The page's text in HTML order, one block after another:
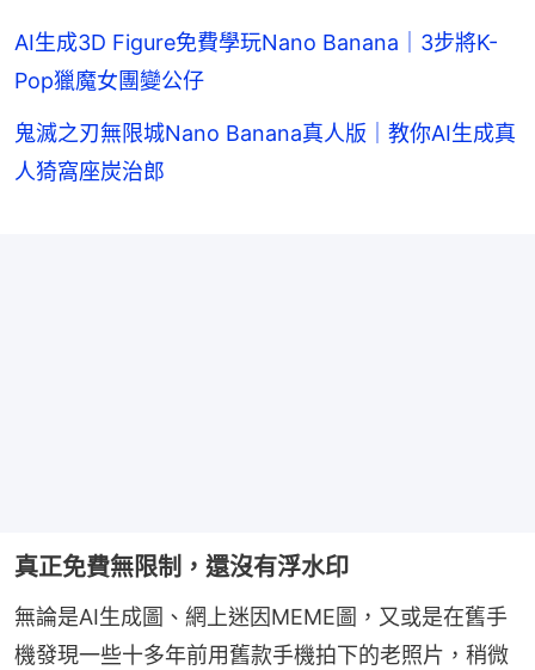
AI生成3D Figure免費學玩Nano Banana｜3步將K-
Pop獵魔女團變公仔
鬼滅之刃無限城Nano Banana真人版｜教你AI生成真
人猗窩座炭治郎
真正免費無限制，還沒有浮水印
無論是AI生成圖、網上迷因MEME圖，又或是在舊手
機發現一些十多年前用舊款手機拍下的老照片，稍微